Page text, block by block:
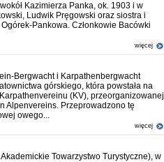
Kazimierza Panka, ok. 1903 i w
Ludwik Pręgowski oraz siostra i
Pankowa. Członkowie Bacówki
więcej
Bergwacht i Karpathenbergwacht
górskiego, która powstała na
(KV), przeorganizowanej
Alpenvereins. Przeprowadzono tę
owego...
więcej
Towarzystwo Turystyczne), w